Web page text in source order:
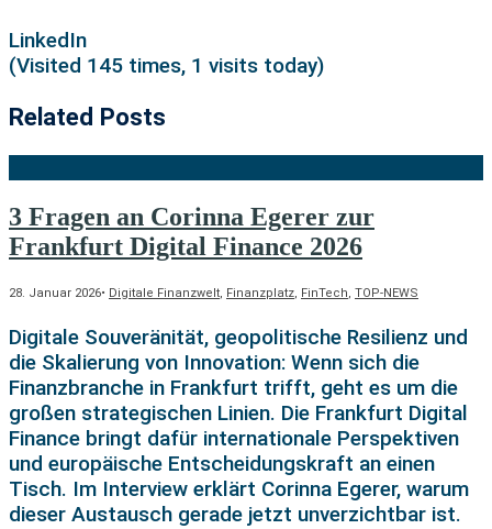
LinkedIn
(Visited 145 times, 1 visits today)
Related Posts
3 Fragen an Corinna Egerer zur
Frankfurt Digital Finance 2026
28. Januar 2026• Digitale Finanzwelt, Finanzplatz, FinTech, TOP-NEWS
Digitale Souveränität, geopolitische Resilienz und
die Skalierung von Innovation: Wenn sich die
Finanzbranche in Frankfurt trifft, geht es um die
großen strategischen Linien. Die Frankfurt Digital
Finance bringt dafür internationale Perspektiven
und europäische Entscheidungskraft an einen
Tisch. Im Interview erklärt Corinna Egerer, warum
dieser Austausch gerade jetzt unverzichtbar ist.